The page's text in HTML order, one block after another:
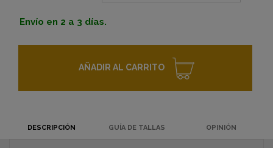
Envío en 2 a 3 días.
AÑADIR AL CARRITO
DESCRIPCIÓN GUÍA DE TALLAS OPINIÓN